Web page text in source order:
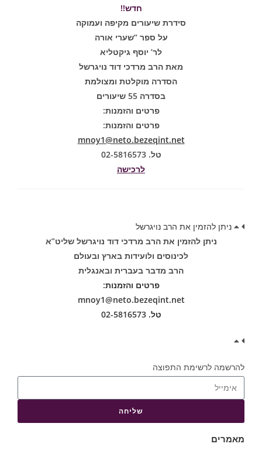
חדש!!
סידרת שיעורים מקיפה ועמוקה
על ספר “שערי אורה
לר’ יוסף גיקטליא
מאת הרב מרדכי דוד נויגרשל
הסדרה מוקלטת ומצולמת
בסדרה 55 שיעורים
פרטים והזמנות:
פרטים והזמנות:
mnoy1@neto.bezeqint.net
טל. 02-5816573
לרכישה
ניתן להזמין את הרב נויגרשל
ניתן להזמין את הרב מרדכי דוד נויגרשל שליט”א
לכינוסים ולועידות בארץ ובעולם
הרב מדבר בעברית ובאנגלית
פרטים והזמנות:
mnoy1@neto.bezeqint.net
טל. 02-5816573
להרשמה לרשימת התפוצה
שליחה
מאמרים